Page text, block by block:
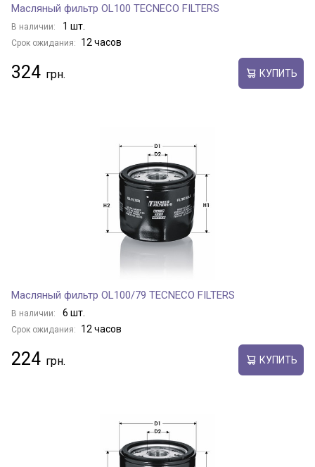
Масляный фильтр OL100 TECNECO FILTERS
В наличии: 1 шт.
Срок ожидания: 12 часов
324 КУПИТЬ
Масляный фильтр OL100/79 TECNECO FILTERS
В наличии: 6 шт.
Срок ожидания: 12 часов
224 КУПИТЬ